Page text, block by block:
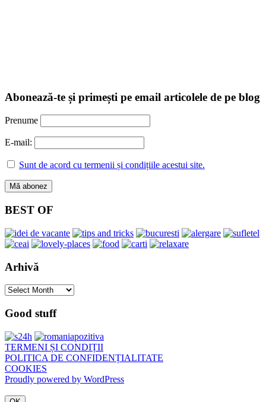
Abonează-te și primești pe email articolele de pe blog
Prenume
E-mail:
Sunt de acord cu termenii și condițiile acestui site.
BEST OF
Arhivă
Arhivă
Good stuff
TERMENI ȘI CONDIȚII
POLITICA DE CONFIDENȚIALITATE
COOKIES
Proudly powered by WordPress